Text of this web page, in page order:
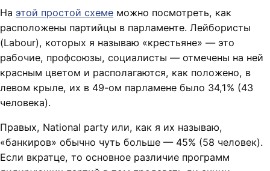
На этой простой схеме можно посмотреть, как
расположены партийцы в парламенте. Лейбористы
(Labour), которых я называю «крестьяне» — это
рабочие, профсоюзы, социалисты — отмечены на ней
красным цветом и располагаются, как положено, в
левом крыле, их в 49-ом парламене было 34,1% (43
человека).
Правых, National party или, как я их называю,
«банкиров» обычно чуть больше — 45% (58 человек).
Если вкратце, то основное различие программ